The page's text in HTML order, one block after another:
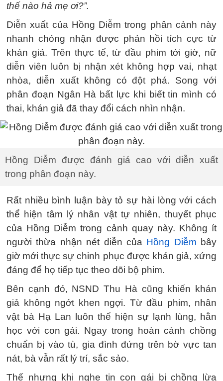
thế nào hả mẹ ơi?”.
Diễn xuất của Hồng Diễm trong phân cảnh này
nhanh chóng nhận được phản hồi tích cực từ
khán giả. Trên thực tế, từ đầu phim tới giờ, nữ
diễn viên luôn bị nhận xét không hợp vai, nhạt
nhòa, diễn xuất không có đột phá. Song với
phân đoạn Ngân Hà bất lực khi biết tin mình có
thai, khán giả đã thay đổi cách nhìn nhận.
Hồng Diễm được đánh giá cao với diễn xuất
trong phân đoạn này.
Rất nhiều bình luận bày tỏ sự hài lòng với cách
thể hiện tâm lý nhân vật tự nhiên, thuyết phục
của Hồng Diễm trong cảnh quay này. Không ít
người thừa nhận nét diễn của Hồng Diễm bây
giờ mới thực sự chinh phục được khán giả, xứng
đáng để họ tiếp tục theo dõi bộ phim.
Bên cạnh đó, NSND Thu Hà cũng khiến khán
giả không ngớt khen ngợi. Từ đầu phim, nhân
vật bà Hạ Lan luôn thể hiện sự lạnh lùng, hằn
học với con gái. Ngay trong hoàn cảnh chồng
chuẩn bị vào tù, gia đình đứng trên bờ vực tan
nát, bà vẫn rất lý trí, sắc sảo.
Thế nhưng khi nghe tin con gái bị chồng lừa